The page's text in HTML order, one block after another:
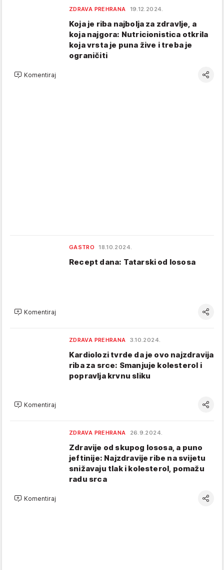
ZDRAVA PREHRANA 19.12.2024.
Koja je riba najbolja za zdravlje, a
koja najgora: Nutricionistica otkrila
koja vrsta je puna žive i treba je
ograničiti
Komentiraj
GASTRO 18.10.2024.
Recept dana: Tatarski od lososa
Komentiraj
ZDRAVA PREHRANA 3.10.2024.
Kardiolozi tvrde da je ovo najzdravija
riba za srce: Smanjuje kolesterol i
popravlja krvnu sliku
Komentiraj
ZDRAVA PREHRANA 26.9.2024.
Zdravije od skupog lososa, a puno
jeftinije: Najzdravije ribe na svijetu
snižavaju tlak i kolesterol, pomažu
radu srca
Komentiraj